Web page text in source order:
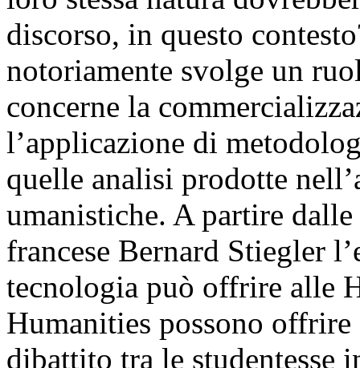
discorso, in questo
notoriamente svolge un
concerne la
l’applicazione di
quelle analisi prodotte
umanistiche. A partire
francese Bernard Stiegler
tecnologia può offrire alle
Humanities possono
dibattito tra le studentesse